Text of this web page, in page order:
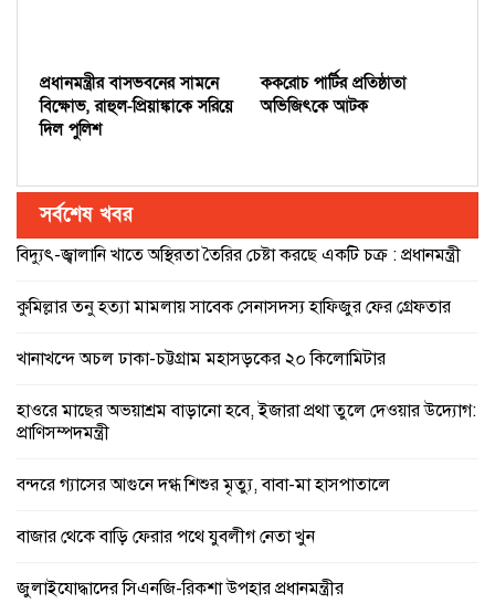
প্রধানমন্ত্রীর বাসভবনের সামনে
বিক্ষোভ, রাহুল-প্রিয়াঙ্কাকে সরিয়ে
দিল পুলিশ
ককরোচ পার্টির প্রতিষ্ঠাতা
অভিজিৎকে আটক
সর্বশেষ খবর
বিদ্যুৎ-জ্বালানি খাতে অস্থিরতা তৈরির চেষ্টা করছে একটি চক্র : প্রধানমন্ত্রী
কুমিল্লার তনু হত্যা মামলায় সাবেক সেনাসদস্য হাফিজুর ফের গ্রেফতার
খানাখন্দে অচল ঢাকা-চট্টগ্রাম মহাসড়কের ২০ কিলোমিটার
হাওরে মাছের অভয়াশ্রম বাড়ানো হবে, ইজারা প্রথা তুলে দেওয়ার উদ্যোগ:
প্রাণিসম্পদমন্ত্রী
বন্দরে গ্যাসের আগুনে দগ্ধ শিশুর মৃত্যু, বাবা-মা হাসপাতালে
বাজার থেকে বাড়ি ফেরার পথে যুবলীগ নেতা খুন
জুলাইযোদ্ধাদের সিএনজি-রিকশা উপহার প্রধানমন্ত্রীর